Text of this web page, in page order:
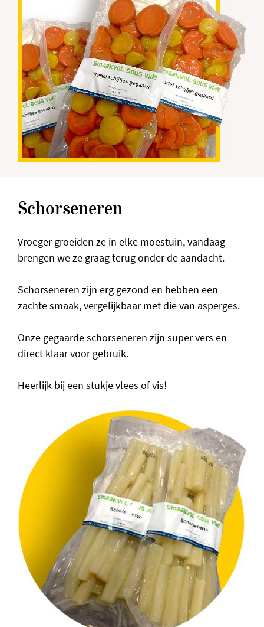
Schorseneren
Vroeger groeiden ze in elke moestuin, vandaag
brengen we ze graag terug onder de aandacht.
Schorseneren zijn erg gezond en hebben een
zachte smaak, vergelijkbaar met die van asperges.
Onze gegaarde schorseneren zijn super vers en
direct klaar voor gebruik.
Heerlijk bij een stukje vlees of vis!